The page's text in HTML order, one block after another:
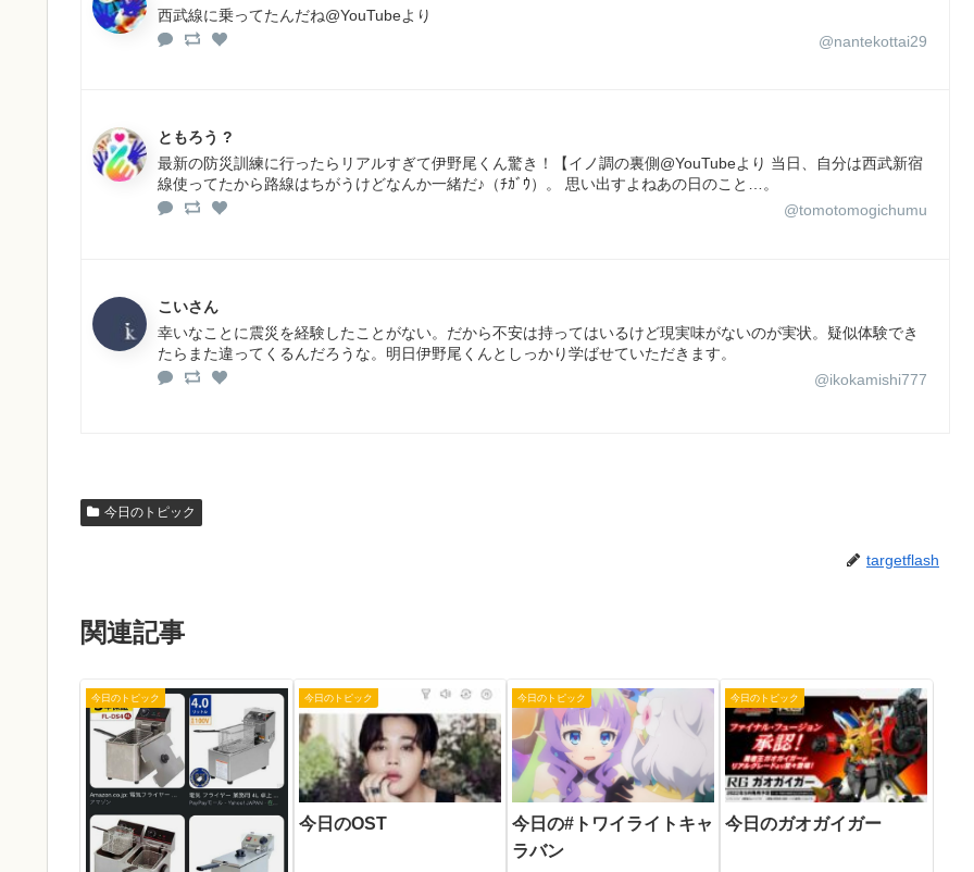
西武線に乗ってたんだね@YouTubeより
@nantekottai29
ともろう ?
最新の防災訓練に行ったらリアルすぎて伊野尾くん驚き！【イノ調の裏側@YouTubeより 当日、自分は西武新宿
線使ってたから路線はちがうけどなんか一緒だ♪（ﾁｶﾞｳ）。 思い出すよねあの日のこと…。
@tomotomogichumu
こいさん
幸いなことに震災を経験したことがない。だから不安は持ってはいるけど現実味がないのが実状。疑似体験でき
たらまた違ってくるんだろうな。明日伊野尾くんとしっかり学ばせていただきます。
@ikokamishi777
今日のトピック
targetflash
関連記事
今日のトピック 今日のトピック
今日のOST
今日のトピック
今日の#トワイライトキャ
ラバン
今日のトピック
今日のガオガイガー